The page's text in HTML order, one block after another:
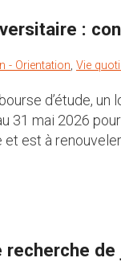
:
- Orientation, Vie
d’étude,
31 mai 2026
est à
recherche de